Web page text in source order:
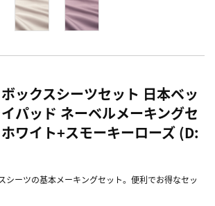
ックスシーツセット 日本ベッ
パッド ネーベルメーキングセ
ワイト+スモーキーローズ (D:
シーツの基本メーキングセット。便利でお得なセッ